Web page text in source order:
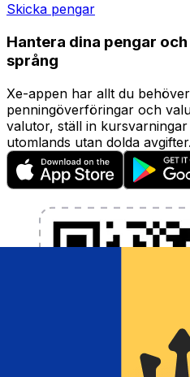
Skicka pengar
Hantera dina pengar
språng
Xe-appen har allt du
penningöverföringar och
valutor, ställ in
utomlands utan dolda